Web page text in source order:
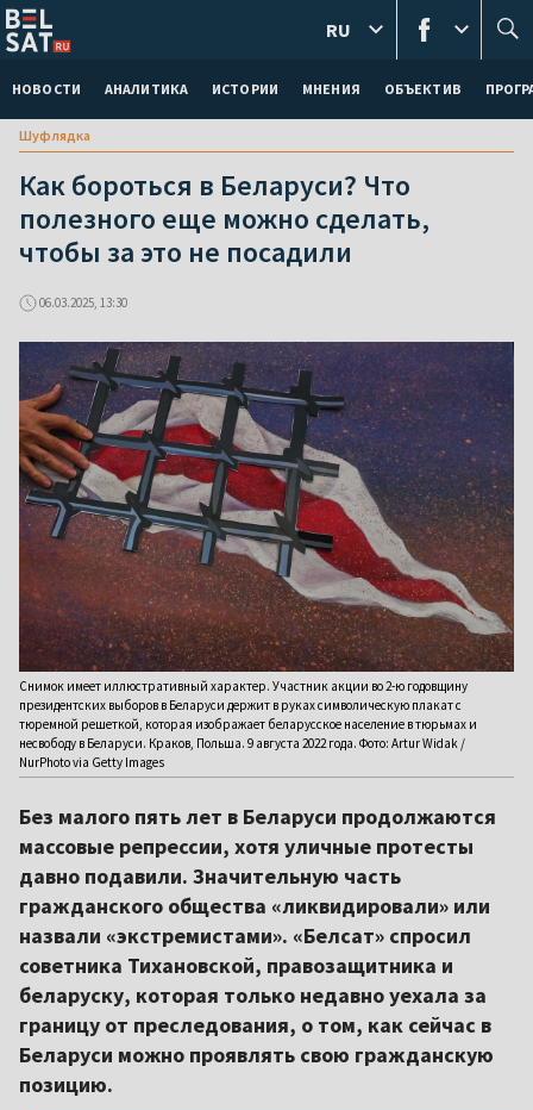
НОВОСТИ АНАЛИТИКА ИСТОРИИ МНЕНИЯ ОБЪЕКТИВ
RU
Шуфлядка
Как бороться в Беларуси? Что
полезного еще можно сделать,
чтобы за это не посадили
06.03.2025, 13:30
Снимок имеет иллюстративный характер. Участник акции во 2-ю годовщину
президентских выборов в Беларуси держит в руках символическую плакат с
тюремной решеткой, которая изображает беларусское население в тюрьмах и
несвободу в Беларуси. Краков, Польша. 9 августа 2022 года. Фото: Artur Widak /
NurPhoto via Getty Images
Без малого пять лет в Беларуси продолжаются
массовые репрессии, хотя уличные протесты
давно подавили. Значительную часть
гражданского общества «ликвидировали» или
назвали «экстремистами». «Белсат» спросил
советника Тихановской, правозащитника и
беларуску, которая только недавно уехала за
границу от преследования, о том, как сейчас в
Беларуси можно проявлять свою гражданскую
позицию.